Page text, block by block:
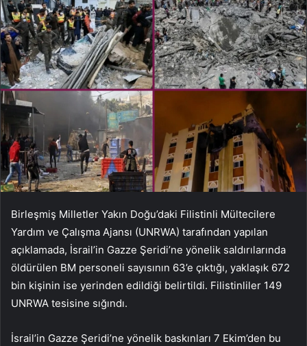
Birleşmiş Milletler Yakın Doğu’daki Filistinli Mültecilere
Yardım ve Çalışma Ajansı (UNRWA) tarafından yapılan
açıklamada, İsrail’in Gazze Şeridi’ne yönelik saldırılarında
öldürülen BM personeli sayısının 63’e çıktığı, yaklaşık 672
bin kişinin ise yerinden edildiği belirtildi. Filistinliler 149
UNRWA tesisine sığındı.
İsrail’in Gazze Şeridi’ne yönelik baskınları 7 Ekim’den bu